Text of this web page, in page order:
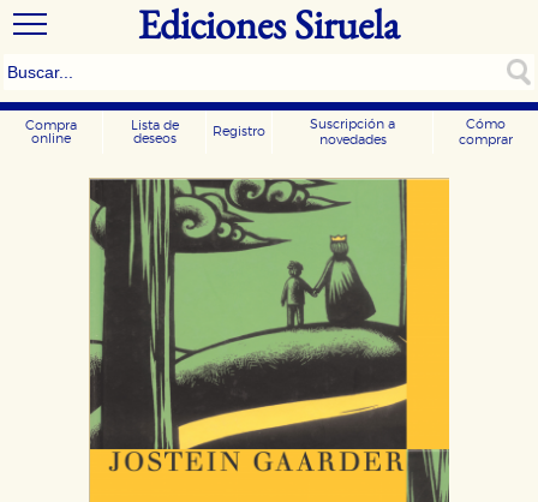
Ediciones Siruela
Compra
online
Lista de
deseos
Registro
Suscripción a
novedades
Cómo
comprar